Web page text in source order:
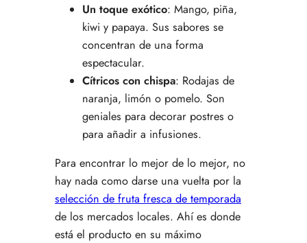
Un toque exótico: Mango, piña,
kiwi y papaya. Sus sabores se
concentran de una forma
espectacular.
Cítricos con chispa: Rodajas de
naranja, limón o pomelo. Son
geniales para decorar postres o
para añadir a infusiones.
Para encontrar lo mejor de lo mejor, no
hay nada como darse una vuelta por la
selección de fruta fresca de temporada
de los mercados locales. Ahí es donde
está el producto en su máximo